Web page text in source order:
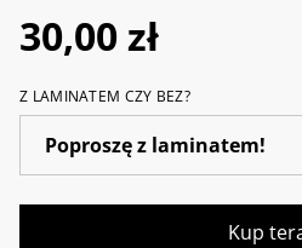
30,00 zł
Z LAMINATEM CZY BEZ?
Kup